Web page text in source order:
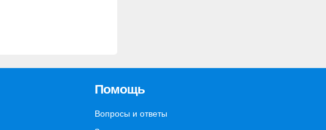
Помощь
Вопросы и ответы